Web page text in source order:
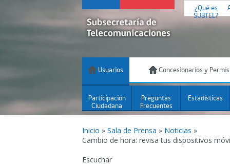
¿Qué es
SUBTEL?
Usuarios Concesionarios y
Participación
Ciudadana
Preguntas
Frecuentes
Estadísticas
Inicio » Sala de Prensa » Noticias »
Cambio de hora: revisa tus dispositivos
Escuchar